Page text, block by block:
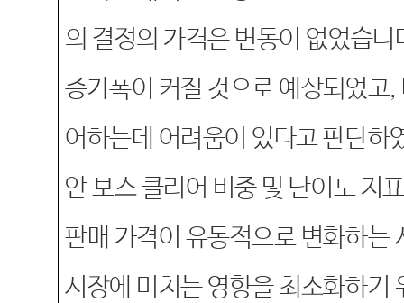
의 결정의 가격은 변동이 없었습니
증가폭이 커질 것으로 예상되었고,
어하는데 어려움이 있다고 판단하
안 보스 클리어 비중 및 난이도 지
판매 가격이 유동적으로 변화하는
시장에 미치는 영향을 최소화하기